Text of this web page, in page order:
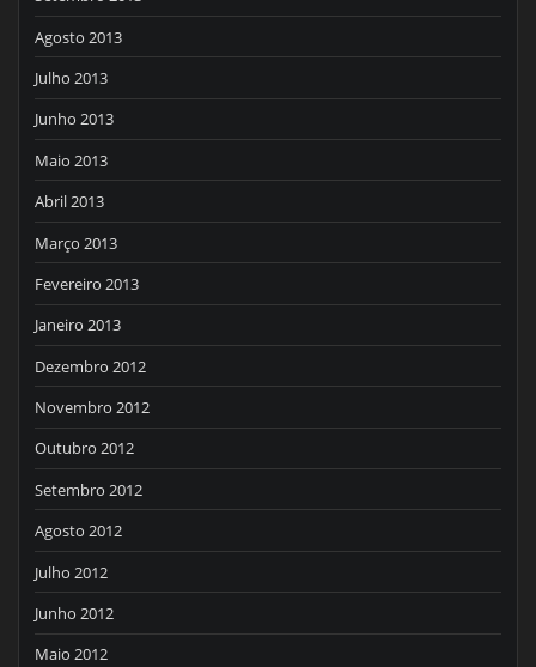
Agosto 2013
Julho 2013
Junho 2013
Maio 2013
Abril 2013
Março 2013
Fevereiro 2013
Janeiro 2013
Dezembro 2012
Novembro 2012
Outubro 2012
Setembro 2012
Agosto 2012
Julho 2012
Junho 2012
Maio 2012